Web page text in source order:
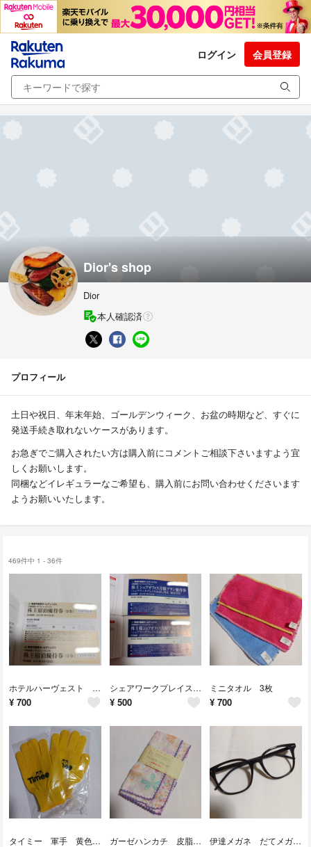
ログイン 会員登録
Dior's shop
Dior
本人確認済
プロフィール
土日や祝日、年末年始、ゴールデンウィーク、お盆の時期など、すぐに
発送手続き取れないケースがあります。
お急ぎでご購入されたい方は購入前にコメントご相談下さいますよう宜
しくお願いします。
同梱などイレギュラーなご希望も、購入前にお問い合わせくださいます
ようお願いいたします。
469件中 1 - 36件
ホテルハーヴェスト 東急 株主優待宿泊券
¥ 700
シェアワークプレイス ビジネスエアポート
¥ 500
ミニタオル 3枚
¥ 700
タイミー 軍手 黄色 ２セット新品未使用 ガーゼハンカチ 皮脂取り加工 綿100% 伊達メガネ だてメガネ 黒